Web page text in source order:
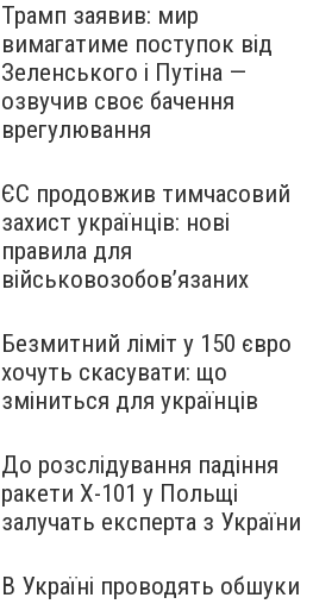
Трамп заявив: мир
вимагатиме поступок від
Зеленського і Путіна —
озвучив своє бачення
врегулювання
ЄС продовжив тимчасовий
захист українців: нові
правила для
військовозобов’язаних
Безмитний ліміт у 150 євро
хочуть скасувати: що
зміниться для українців
До розслідування падіння
ракети Х-101 у Польщі
залучать експерта з України
В Україні проводять обшуки